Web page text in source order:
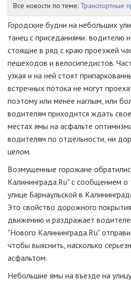
Все новости по теме: Транспортные
Городские будни на небольших
танец с приседаниями: водителю
стоящие в ряд с краю проезжей
пешеходов и велосипедистов.
узкая и на ней стоят
встречных потока не могут
поэтому или менее наглым, или
водителям приходится ждать
местах ямы на асфальте
водителям по отдельности, ни
целом.
Возмущенные горожане
Калининграда.Ru" с сообщением о
улице Барнаульской в
Это свойство дорожного
движению и раздражает
"Нового Калининграда.Ru"
чтобы выяснить, насколько
асфальтом.
Небольшие ямы на въезде на